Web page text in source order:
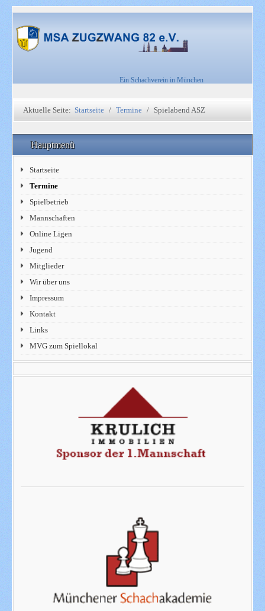
Ein Schachverein in München
Aktuelle Seite: Startseite Termine Spielabend ASZ
Hauptmenü
Startseite
Termine
Spielbetrieb
Mannschaften
Online Ligen
Jugend
Mitglieder
Wir über uns
Impressum
Kontakt
Links
MVG zum Spiellokal